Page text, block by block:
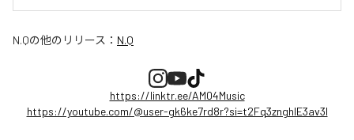
N.Qの他のリリース： N.Q
https://linktr.ee/AM04Music
https://youtube.com/@user-gk6ke7rd8r?si=t2Fq3znghlE3av3l